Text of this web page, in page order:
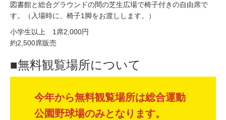
図書館と総合グラウンドの間の芝生広場で椅子付きの自由席で
す。（入場時に、椅子1脚をお渡しします。）
小学生以上 1席2,000円
約2,500席販売
■無料観覧場所について
今年から無料観覧場所は総合運動
公園野球場のみとなります。